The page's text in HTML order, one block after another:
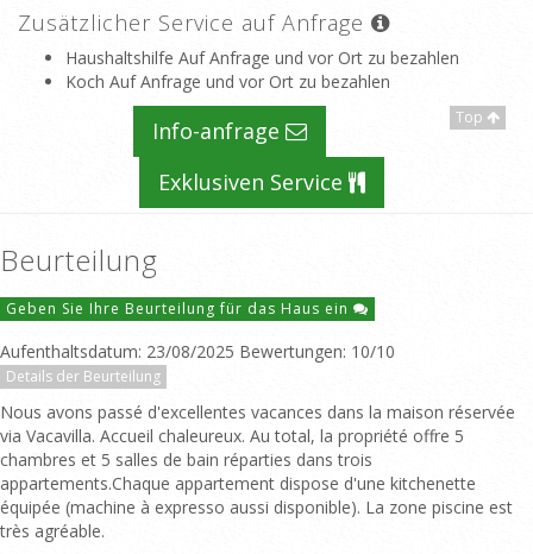
Zusätzlicher Service auf Anfrage
Haushaltshilfe Auf Anfrage und vor Ort zu bezahlen
Koch Auf Anfrage und vor Ort zu bezahlen
Top
Info-anfrage
Exklusiven Service
Beurteilung
Geben Sie Ihre Beurteilung für das Haus ein
Aufenthaltsdatum: 23/08/2025 Bewertungen: 10/10
Details der Beurteilung
Nous avons passé d'excellentes vacances dans la maison réservée
via Vacavilla. Accueil chaleureux. Au total, la propriété offre 5
chambres et 5 salles de bain réparties dans trois
appartements.Chaque appartement dispose d'une kitchenette
équipée (machine à expresso aussi disponible). La zone piscine est
très agréable.